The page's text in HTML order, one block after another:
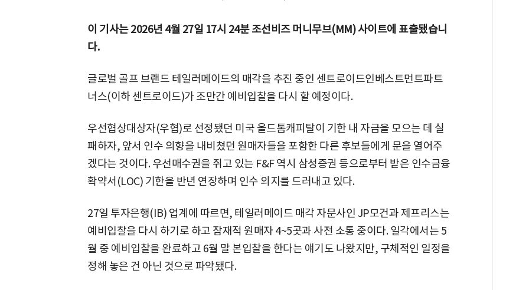
이 기사는 2026년 4월 27일 17시 24분 조선비즈 머니무브(MM) 사이트에 표출됐습니
다.
글로벌 골프 브랜드 테일러메이드의 매각을 추진 중인 센트로이드인베스트먼트파트
너스(이하 센트로이드)가 조만간 예비입찰을 다시 할 예정이다.
우선협상대상자(우협)로 선정됐던 미국 올드톰캐피탈이 기한 내 자금을 모으는 데 실
패하자, 앞서 인수 의향을 내비쳤던 원매자들을 포함한 다른 후보들에게 문을 열어주
겠다는 것이다. 우선매수권을 쥐고 있는 F&F 역시 삼성증권 등으로부터 받은 인수금융
확약서(LOC) 기한을 반년 연장하며 인수 의지를 드러내고 있다.
27일 투자은행(IB) 업계에 따르면, 테일러메이드 매각 자문사인 JP모건과 제프리스는
예비입찰을 다시 하기로 하고 잠재적 원매자 4~5곳과 사전 소통 중이다. 일각에서는 5
월 중 예비입찰을 완료하고 6월 말 본입찰을 한다는 얘기도 나왔지만, 구체적인 일정을
정해 놓은 건 아닌 것으로 파악됐다.